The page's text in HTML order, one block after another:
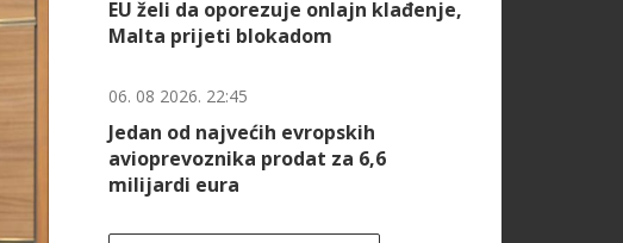
EU želi da oporezuje onlajn klađenje,
Malta prijeti blokadom
06. 08 2026. 22:45
Jedan od najvećih evropskih
avioprevoznika prodat za 6,6
milijardi eura